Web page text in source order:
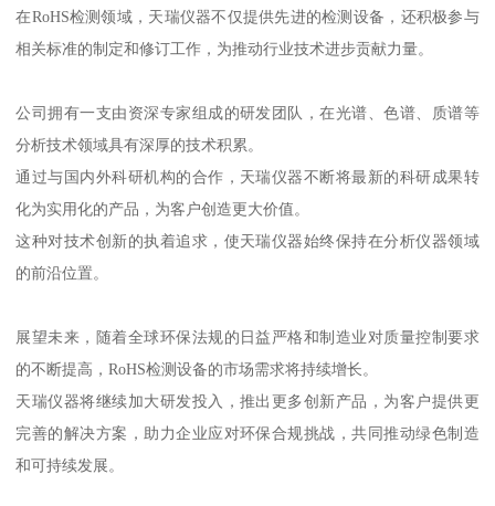
在RoHS检测领域，天瑞仪器不仅提供先进的检测设备，还积极参与
相关标准的制定和修订工作，为推动行业技术进步贡献力量。
公司拥有一支由资深专家组成的研发团队，在光谱、色谱、质谱等
分析技术领域具有深厚的技术积累。
通过与国内外科研机构的合作，天瑞仪器不断将最新的科研成果转
化为实用化的产品，为客户创造更大价值。
这种对技术创新的执着追求，使天瑞仪器始终保持在分析仪器领域
的前沿位置。
展望未来，随着全球环保法规的日益严格和制造业对质量控制要求
的不断提高，RoHS检测设备的市场需求将持续增长。
天瑞仪器将继续加大研发投入，推出更多创新产品，为客户提供更
完善的解决方案，助力企业应对环保合规挑战，共同推动绿色制造
和可持续发展。